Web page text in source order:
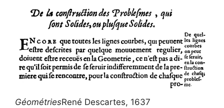
GéométriesRené Descartes, 1637